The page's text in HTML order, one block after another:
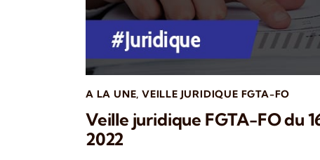
A LA UNE,VEILLE JURIDIQUE FGTA-FO
Veille juridique FGTA-FO du
2022